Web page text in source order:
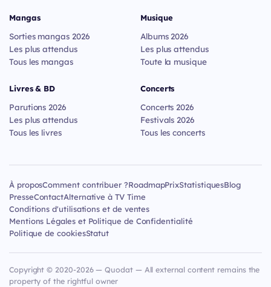
Mangas
Sorties mangas 2026
Les plus attendus
Tous les mangas
Livres & BD
Parutions 2026
Les plus attendus
Tous les livres
Musique
Albums 2026
Les plus attendus
Toute la musique
Concerts
Concerts 2026
Festivals 2026
Tous les concerts
À proposComment contribuer ?RoadmapPrixStatistiquesBlog
PresseContactAlternative à TV Time
Conditions d'utilisations et de ventes
Mentions Légales et Politique de Confidentialité
Politique de cookiesStatut
Copyright © 2020-2026 — Quodat — All external content remains the
property of the rightful owner